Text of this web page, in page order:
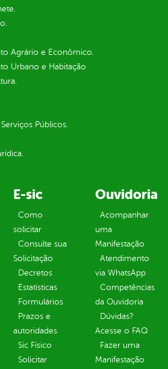
Agrário e Econômico.
Urbano e Habitação
Públicos.
E-sic
Como
solicitar
Consulte sua
Solicitação
Decretos
Estatísticas
Formulários
Prazos e
autoridades
Sic Físico
Solicitar
Ouvidoria
Acompanhar
uma
Manifestação
Atendimento
via WhatsApp
Competências
da Ouvidoria
Dúvidas?
Acesse o FAQ
Fazer uma
Manifestação